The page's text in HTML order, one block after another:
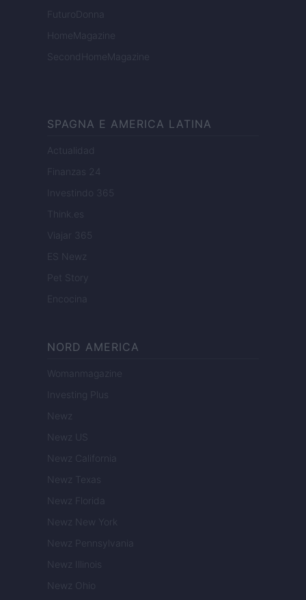
FuturoDonna
HomeMagazine
SecondHomeMagazine
SPAGNA E AMERICA LATINA
Actualidad
Finanzas 24
Investindo 365
Think.es
Viajar 365
ES Newz
Pet Story
Encocina
NORD AMERICA
Womanmagazine
Investing Plus
Newz
Newz US
Newz California
Newz Texas
Newz Florida
Newz New York
Newz Pennsylvania
Newz Illinois
Newz Ohio